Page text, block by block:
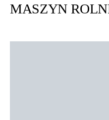
MASZYN